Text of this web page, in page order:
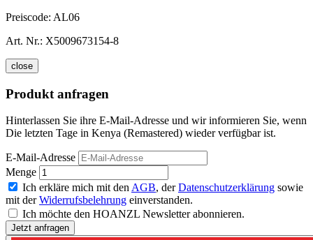
Preiscode: AL06
Art. Nr.: X5009673154-8
close
Produkt anfragen
Hinterlassen Sie ihre E-Mail-Adresse und wir informieren Sie, wenn
Die letzten Tage in Kenya (Remastered) wieder verfügbar ist.
E-Mail-Adresse
Menge
Ich erkläre mich mit den AGB, derDatenschutzerklärung sowie
mit derWiderrufsbelehrung einverstanden.
Ich möchte den HOANZL Newsletter abonnieren.